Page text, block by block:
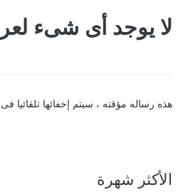
لا يوجد أى شىء
هذه رساله مؤقته ، سيتم إخفائها تلقائيا
الأكثر شهرة